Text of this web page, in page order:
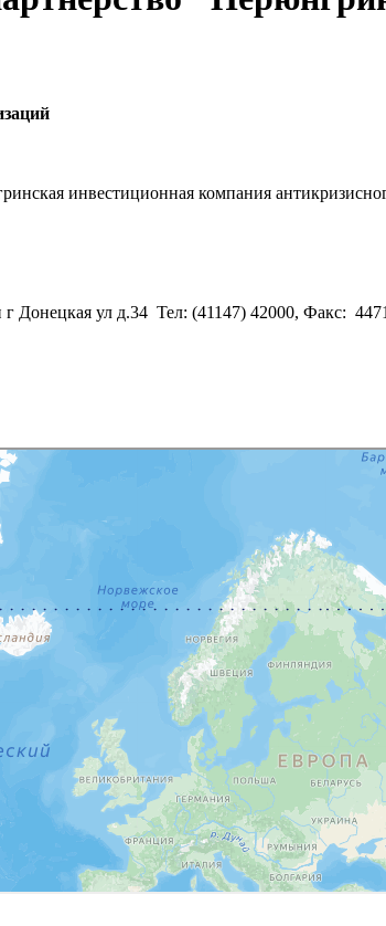
инвестиционная компания
Донецкая ул д.34 Тел: (41147) 42000, Факс: